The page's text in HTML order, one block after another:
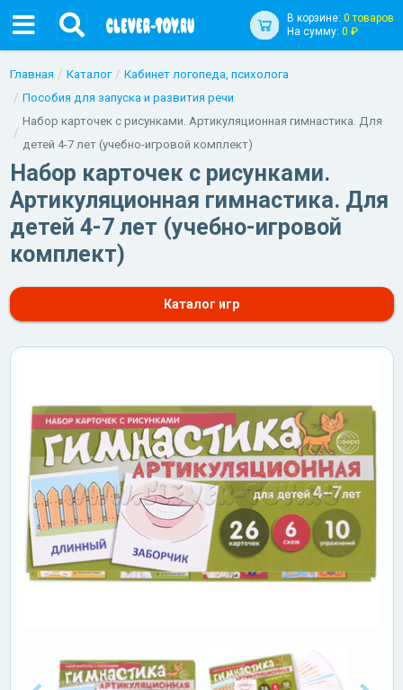
В корзине: 0 товаров
На сумму: 0 ₽
Главная Каталог
Кабинет логопеда, психолога
Пособия для запуска и развития речи
Набор карточек с рисунками. Артикуляционная гимнастика. Для
детей 4-7 лет (учебно-игровой комплект)
Набор карточек с рисунками.
Артикуляционная гимнастика. Для
детей 4-7 лет (учебно-игровой
комплект)
Каталог игр